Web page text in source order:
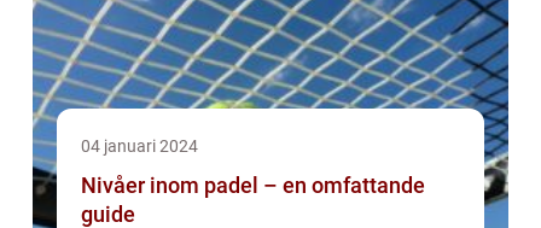
04 januari 2024
Nivåer inom padel – en omfattande
guide